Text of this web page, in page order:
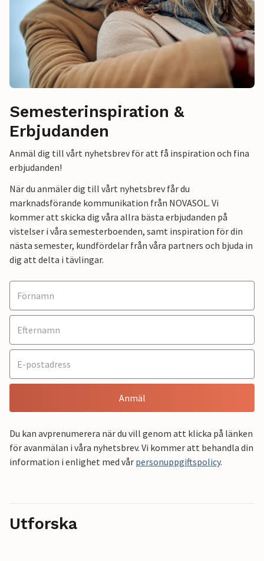
Semesterinspiration &
Erbjudanden
Anmäl dig till vårt nyhetsbrev för att få inspiration och fina
erbjudanden!
När du anmäler dig till vårt nyhetsbrev får du
marknadsförande kommunikation från NOVASOL. Vi
kommer att skicka dig våra allra bästa erbjudanden på
vistelser i våra semesterboenden, samt inspiration för din
nästa semester, kundfördelar från våra partners och bjuda in
dig att delta i tävlingar.
Anmäl
Du kan avprenumerera när du vill genom att klicka på länken
för avanmälan i våra nyhetsbrev. Vi kommer att behandla din
information i enlighet med vår personuppgiftspolicy.
Utforska